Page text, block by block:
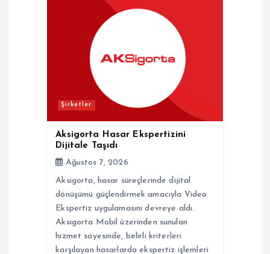
Şirketler
Aksigorta Hasar Ekspertizini
Dijitale Taşıdı
Ağustos 7, 2026
Aksigorta, hasar süreçlerinde dijital
dönüşümü güçlendirmek amacıyla Video
Ekspertiz uygulamasını devreye aldı.
Aksigorta Mobil üzerinden sunulan
hizmet sayesinde, belirli kriterleri
karşılayan hasarlarda ekspertiz işlemleri